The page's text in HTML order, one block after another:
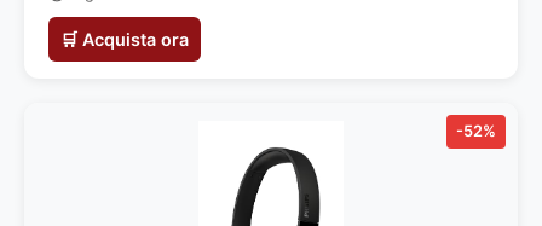
🛒 Acquista ora
-52%